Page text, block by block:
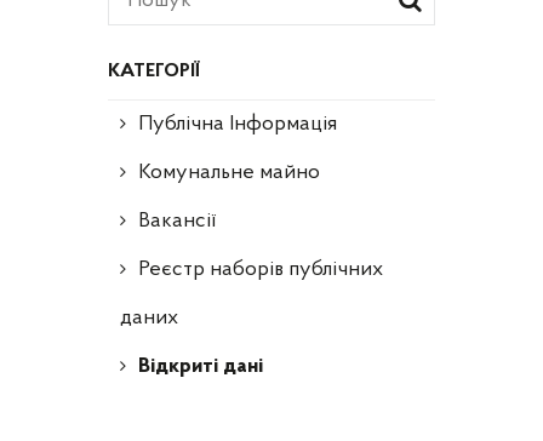
КАТЕГОРІЇ
Публічна Інформація
Комунальне майно
Вакансії
Реєстр наборів публічних
даних
Відкриті дані